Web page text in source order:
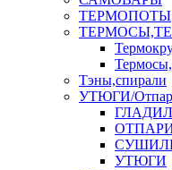
ТЕРМОПОТЫ
Тэны,спирали
УТЮГИ/
УТЮГИ